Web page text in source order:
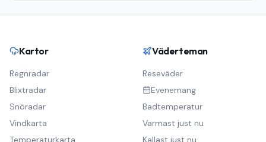
Kartor
Regnradar
Blixtradar
Snöradar
Vindkarta
Temperaturkarta
Väderteman
Reseväder
Evenemang
Badtemperatur
Varmast just nu
Kallast just nu